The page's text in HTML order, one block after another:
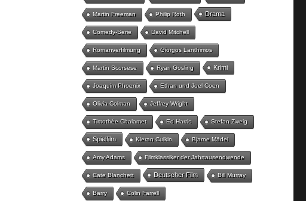
Martin Freeman Philip Roth Drama
Comedy-Serie David Mitchell
Romanverfilmung Giorgos Lanthimos
Martin Scorsese Ryan Gosling Krimi
Joaquim Phoenix Ethan und Joel Coen
Olivia Colman Jeffrey Wright
Timothée Chalamet Ed Harris Stefan Zweig
Spielfilm Kieran Culkin Bjarne Mädel
Amy Adams Filmklassiker der Jahrtausendwende
Cate Blanchett Deutscher Film Bill Murray
Barry Colin Farrell